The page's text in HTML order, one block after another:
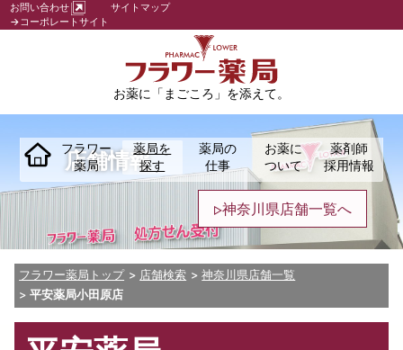
お薬に「まごころ」を添えて。
フラワー
薬局
薬局を
探す
薬局の
仕事
お薬に
ついて
薬剤師
採用情報
お問い合わせ
サイトマップ
→コーポレートサイト
店舗情報
神奈川県店舗一覧へ
フラワー薬局トップ 店舗検索
神奈川県店舗一覧
平安薬局小田原店